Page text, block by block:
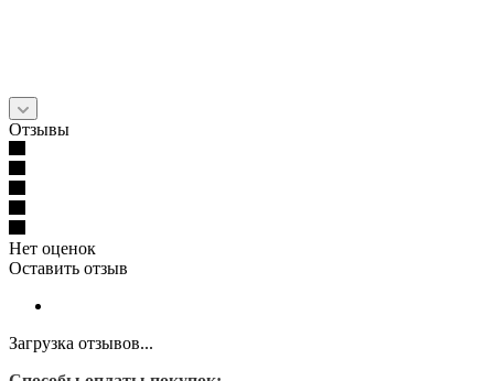
Отзывы
Нет оценок
Оставить отзыв
Загрузка отзывов...